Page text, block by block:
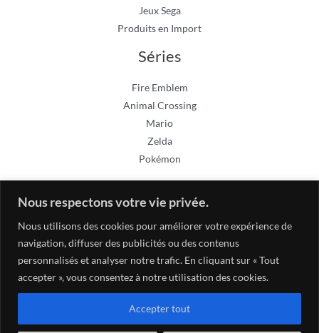
Nous respectons votre vie privée.
Nous utilisons des cookies pour améliorer votre expérience de
navigation, diffuser des publicités ou des contenus
personnalisés et analyser notre trafic. En cliquant sur « Tout
accepter », vous consentez à notre utilisation des cookies.
Accepter tout
Jeux Sega
Produits en Import
Séries
Fire Emblem
Animal Crossing
Mario
Zelda
Pokémon
Copyright © 2026 Gamecaz